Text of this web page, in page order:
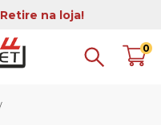
0
Retire na loja!